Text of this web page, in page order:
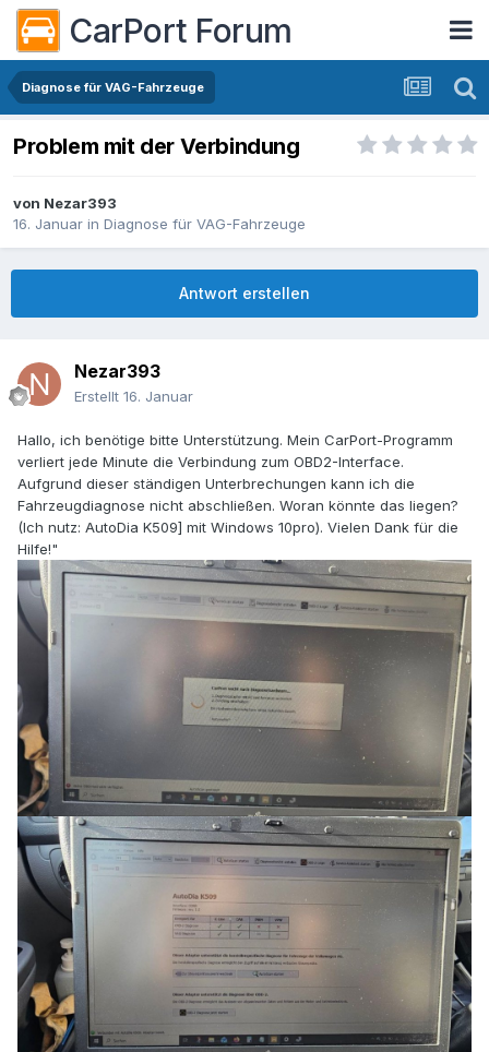
CarPort Forum
Diagnose für VAG-Fahrzeuge
Problem mit der Verbindung
von Nezar393
16. Januar in Diagnose für VAG-Fahrzeuge
Antwort erstellen
Nezar393
Erstellt 16. Januar
Hallo, ich benötige bitte Unterstützung. Mein CarPort-Programm
verliert jede Minute die Verbindung zum OBD2-Interface.
Aufgrund dieser ständigen Unterbrechungen kann ich die
Fahrzeugdiagnose nicht abschließen. Woran könnte das liegen?
(Ich nutz: AutoDia K509] mit Windows 10pro). Vielen Dank für die
Hilfe!"